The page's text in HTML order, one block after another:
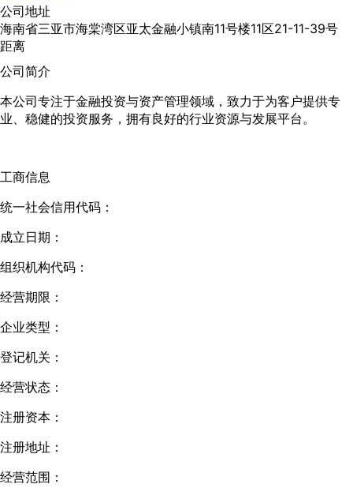
公司地址
海南省三亚市海棠湾区亚太金融小镇南11号楼11区21-11-39号
距离
公司简介
本公司专注于金融投资与资产管理领域，致力于为客户提供专
业、稳健的投资服务，拥有良好的行业资源与发展平台。
工商信息
统一社会信用代码：
成立日期：
组织机构代码：
经营期限：
企业类型：
登记机关：
经营状态：
注册资本：
注册地址：
经营范围：